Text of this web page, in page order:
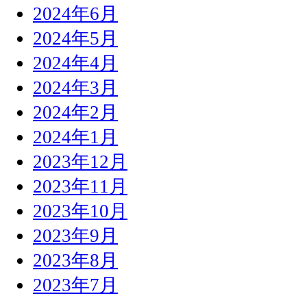
2024年6月
2024年5月
2024年4月
2024年3月
2024年2月
2024年1月
2023年12月
2023年11月
2023年10月
2023年9月
2023年8月
2023年7月